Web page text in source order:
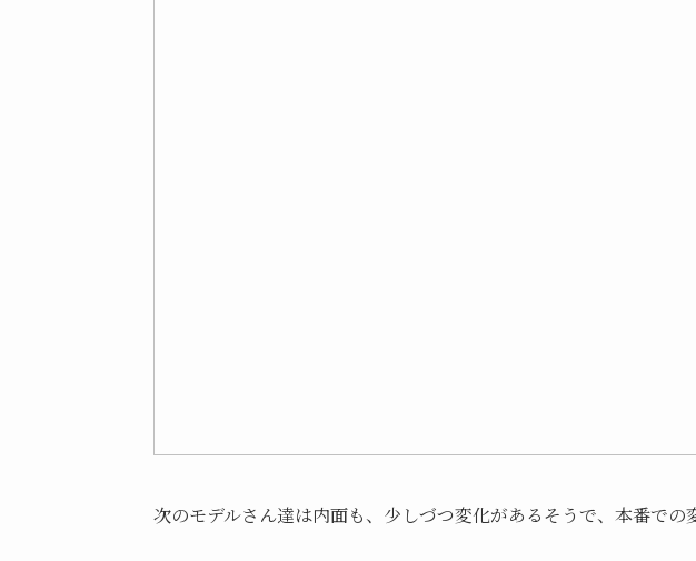
次のモデルさん達は内面も、少しづつ変化があるそうで、本番での